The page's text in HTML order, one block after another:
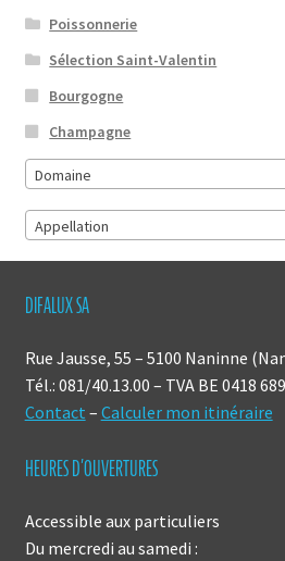
Poissonnerie
Sélection Saint-Valentin
Bourgogne
Champagne
Domaine
Appellation
DIFALUX SA
Rue Jausse, 55 – 5100 Naninne
Tél.: 081/40.13.00 – TVA BE 0418
Contact – Calculer mon itinéraire
HEURES D’OUVERTURES
Accessible aux particuliers
Du mercredi au samedi :